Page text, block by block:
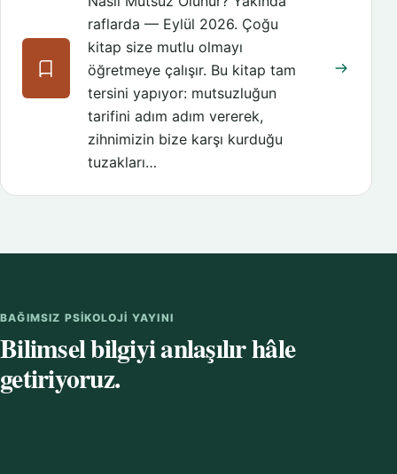
raflarda — Eylül 2026. Çoğu
kitap size mutlu olmayı
öğretmeye çalışır. Bu kitap tam
tersini yapıyor: mutsuzluğun
tarifini adım adım vererek,
zihnimizin bize karşı kurduğu
tuzakları…
BAĞIMSIZ PSIKOLOJI YAYINI
Bilimsel bilgiyi anlaşılır hâle
getiriyoruz.